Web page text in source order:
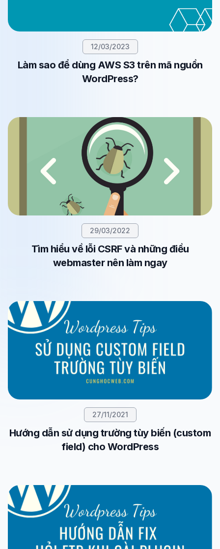
12/03/2023
Làm sao để dùng AWS S3 trên mã nguồn
WordPress?
29/03/2022
Tìm hiểu về lỗi CSRF và những điều
webmaster nên làm ngay
27/11/2021
Hướng dẫn sử dụng trường tùy biến (custom
field) cho WordPress